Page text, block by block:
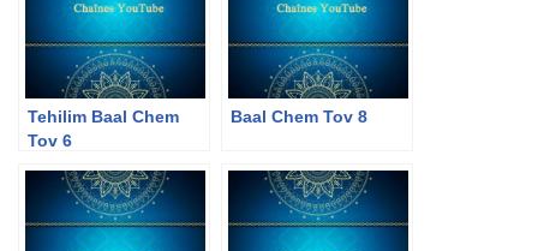
Tehilim Baal Chem
Tov 6
Baal Chem Tov 8